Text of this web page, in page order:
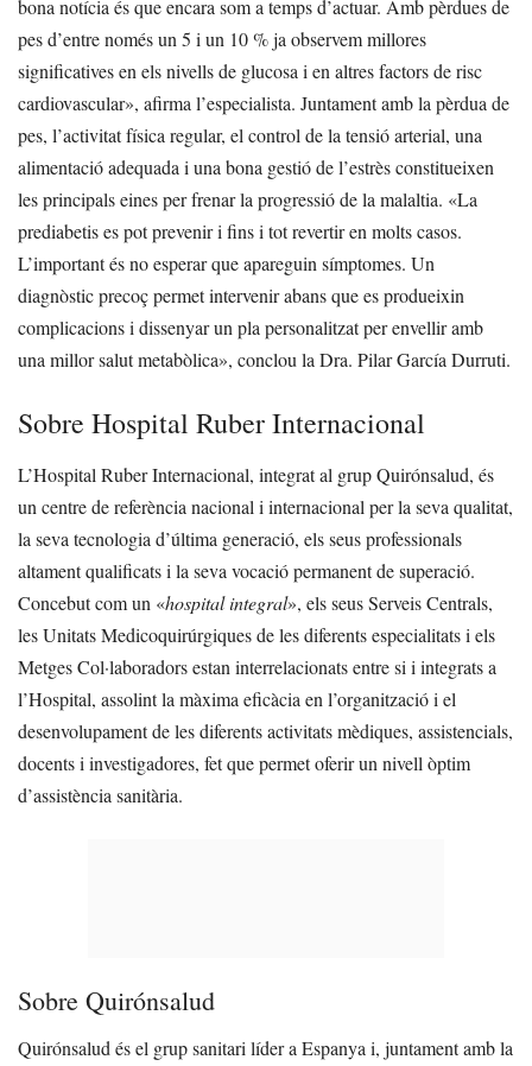
bona notícia és que encara som a temps d’actuar. Amb pèrdues de
pes d’entre només un 5 i un 10 % ja observem millores
significatives en els nivells de glucosa i en altres factors de risc
cardiovascular», afirma l’especialista. Juntament amb la pèrdua de
pes, l’activitat física regular, el control de la tensió arterial, una
alimentació adequada i una bona gestió de l’estrès constitueixen
les principals eines per frenar la progressió de la malaltia. «La
prediabetis es pot prevenir i fins i tot revertir en molts casos.
L’important és no esperar que apareguin símptomes. Un
diagnòstic precoç permet intervenir abans que es produeixin
complicacions i dissenyar un pla personalitzat per envellir amb
una millor salut metabòlica», conclou la Dra. Pilar García Durruti.
Sobre Hospital Ruber Internacional
L’Hospital Ruber Internacional, integrat al grup Quirónsalud, és
un centre de referència nacional i internacional per la seva qualitat,
la seva tecnologia d’última generació, els seus professionals
altament qualificats i la seva vocació permanent de superació.
Concebut com un «hospital integral», els seus Serveis Centrals,
les Unitats Medicoquirúrgiques de les diferents especialitats i els
Metges Col·laboradors estan interrelacionats entre si i integrats a
l’Hospital, assolint la màxima eficàcia en l’organització i el
desenvolupament de les diferents activitats mèdiques, assistencials,
docents i investigadores, fet que permet oferir un nivell òptim
d’assistència sanitària.
Sobre Quirónsalud
Quirónsalud és el grup sanitari líder a Espanya i, juntament amb la